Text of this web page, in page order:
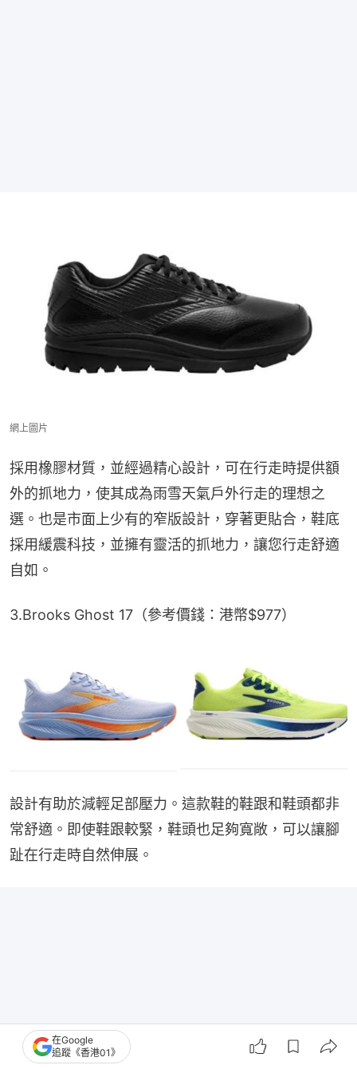
網上圖片
採用橡膠材質，並經過精心設計，可在行走時提供額
外的抓地力，使其成為雨雪天氣戶外行走的理想之
選。也是市面上少有的窄版設計，穿著更貼合，鞋底
採用緩震科技，並擁有靈活的抓地力，讓您行走舒適
自如。
3.Brooks Ghost 17（參考價錢：港幣$977）
設計有助於減輕足部壓力。這款鞋的鞋跟和鞋頭都非
常舒適。即使鞋跟較緊，鞋頭也足夠寬敞，可以讓腳
趾在行走時自然伸展。
在Google
追蹤《香港01》